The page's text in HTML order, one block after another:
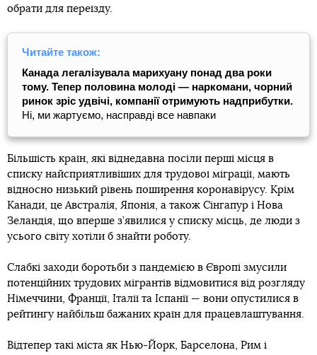
обрати для переїзду.
Читайте також:
Канада легалізувала марихуану понад два роки
тому. Тепер половина молоді — наркомани, чорний
ринок зріс удвічі, компанії отримують надприбутки.
Ні, ми жартуємо, насправді все навпаки
Більшість країн, які віднедавна посіли перші місця в
списку найсприятливіших для трудової міграції, мають
відносно низький рівень поширення коронавірусу. Крім
Канади, це Австралія, Японія, а також Сінгапур і Нова
Зеландія, що вперше з’явилися у списку місць, де люди з
усього світу хотіли б знайти роботу.
Слабкі заходи боротьби з пандемією в Європі змусили
потенційних трудових мігрантів відмовитися від розгляду
Німеччини, Франції, Італії та Іспанії — вони опустилися в
рейтингу найбільш бажаних країн для працевлаштування.
Відтепер такі міста як Нью-Йорк, Барселона, Рим і